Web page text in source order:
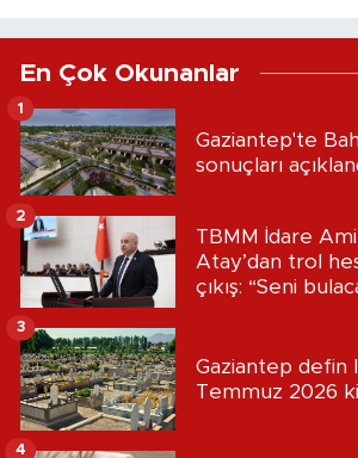
En Çok Okunanlar
Gaziantep'te
sonuçları
1
TBMM İdare
Atay’dan trol
çıkış: “Seni
2
Gaziantep defin
Temmuz 2026
3
4